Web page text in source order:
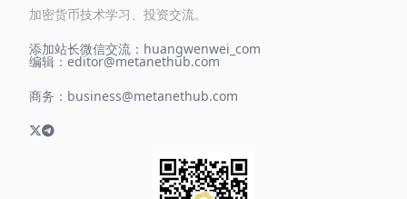
加密货币技术学习、投资交流。
添加站长微信交流：huangwenwei_com
编辑：editor@metanethub.com
商务： business@metanethub.com